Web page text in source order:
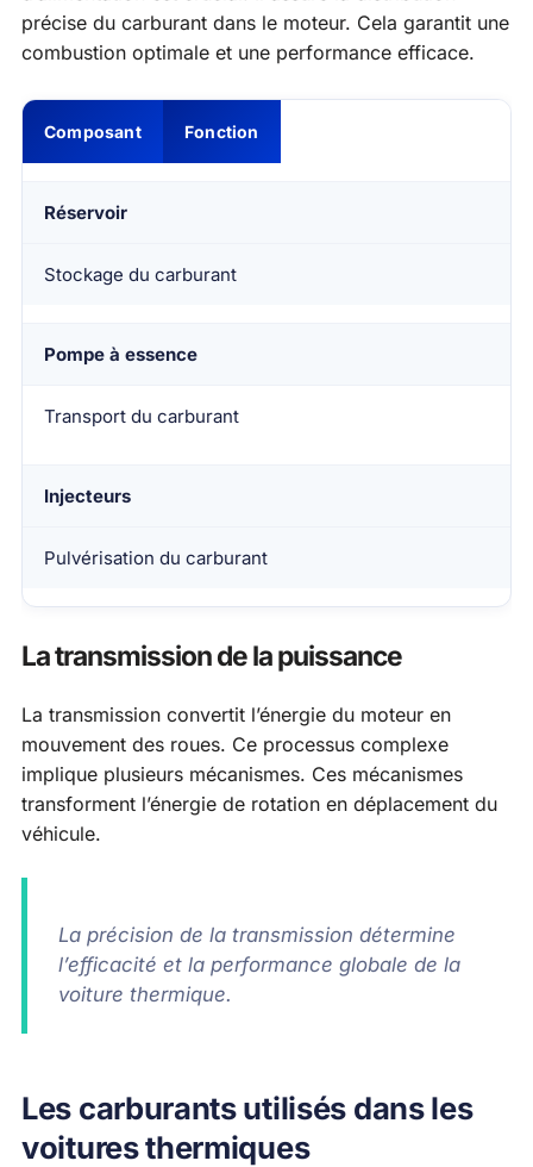
précise du carburant dans le moteur. Cela garantit une
combustion optimale et une performance efficace.
Composant Fonction
Réservoir
Stockage du carburant
Pompe à essence
Transport du carburant
Injecteurs
Pulvérisation du carburant
La transmission de la puissance
La transmission convertit l’énergie du moteur en
mouvement des roues. Ce processus complexe
implique plusieurs mécanismes. Ces mécanismes
transforment l’énergie de rotation en déplacement du
véhicule.
La précision de la transmission détermine
l’efficacité et la performance globale de la
voiture thermique.
Les carburants utilisés dans les
voitures thermiques